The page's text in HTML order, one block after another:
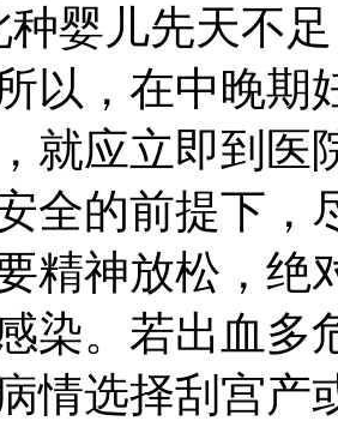
种婴儿先天不
以，在中晚期
就应立即到医
全的前提下，
精神放松，绝
染。若出血多
情选择刮宫产